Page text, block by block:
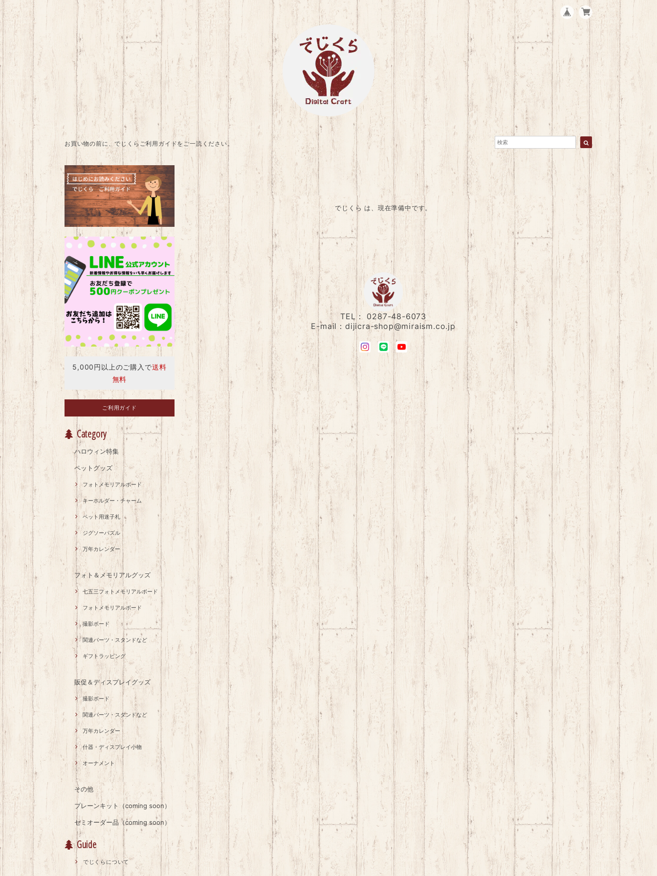
お買い物の前に、でじくらご利用ガイドをご一読ください。
5,000円以上のご購入で送料
無料
ご利用ガイド
Category
ハロウィン特集
ペットグッズ
フォトメモリアルボード
キーホルダー・チャーム
ペット用迷子札
ジグソーパズル
万年カレンダー
フォト＆メモリアルグッズ
七五三フォトメモリアルボード
フォトメモリアルボード
撮影ボード
関連パーツ・スタンドなど
ギフトラッピング
販促＆ディスプレイグッズ
撮影ボード
関連パーツ・スタンドなど
万年カレンダー
什器・ディスプレイ小物
オーナメント
その他
プレーンキット（coming soon）
セミオーダー品（coming soon）
Guide
でじくらについて
でじくら は、現在準備中です。
TEL： 0287-48-6073
E-mail：dijicra-shop@miraism.co.jp